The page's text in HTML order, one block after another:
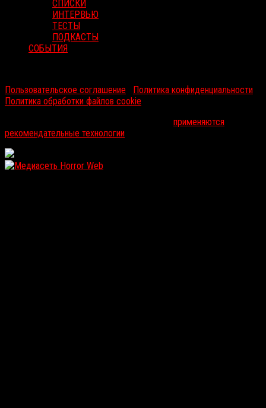
СПИСКИ
ИНТЕРВЬЮ
ТЕСТЫ
ПОДКАСТЫ
СОБЫТИЯ
Пользовательское соглашение
Политика конфиденциальности
Политика обработки файлов cookie
применяются
рекомендательные технологии